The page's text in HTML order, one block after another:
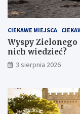
CIEKAWE MIEJSCA
Wyspy Zielonego
nich wiedzieć?
3 sierpnia 2026